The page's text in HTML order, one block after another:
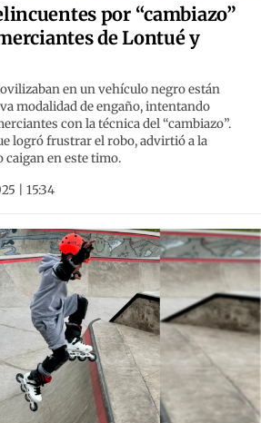
por “cambiazo”
de Lontué y
en un vehículo negro están
modalidad de engaño, intentando
con la técnica del “cambiazo”.
logró frustrar el robo, advirtió a la
caigan en este timo.
| 15:34